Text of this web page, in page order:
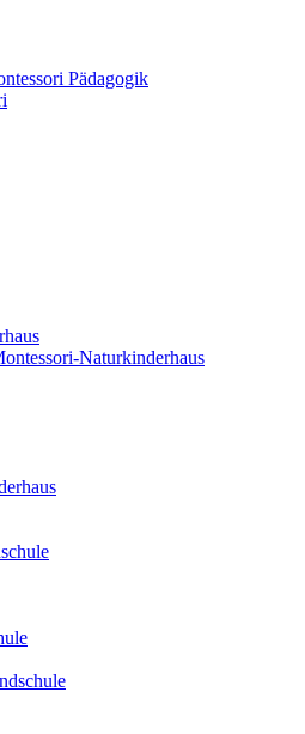
Pädagogik
Naturkinderhaus